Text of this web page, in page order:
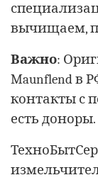
вычищаем,
Важно:
Maunflend в
контакты с
есть доноры.